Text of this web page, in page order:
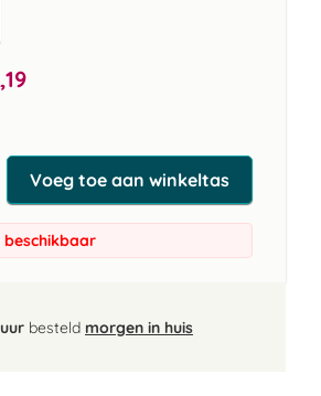
Voeg toe aan winkeltas
besteld morgen in huis